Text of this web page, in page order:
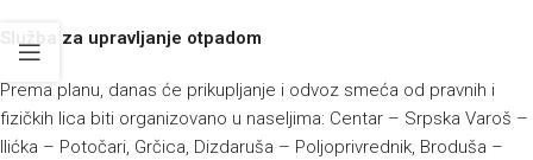
Služba za upravljanje otpadom
Prema planu, danas će prikupljanje i odvoz smeća od pravnih i
fizičkih lica biti organizovano u naseljima: Centar – Srpska Varoš –
Ilićka – Potočari, Grčica, Dizdaruša – Poljoprivrednik, Broduša –